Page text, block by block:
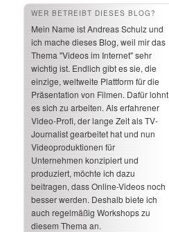
WER BETREIBT DIESES BLOG?
Mein Name ist Andreas Schulz und
ich mache dieses Blog, weil mir das
Thema "Videos im Internet" sehr
wichtig ist. Endlich gibt es sie, die
einzige, weltweite Plattform für die
Präsentation von Filmen. Dafür lohnt
es sich zu arbeiten. Als erfahrener
Video-Profi, der lange Zeit als TV-
Journalist gearbeitet hat und nun
Videoproduktionen für
Unternehmen konzipiert und
produziert, möchte ich dazu
beitragen, dass Online-Videos noch
besser werden. Deshalb biete ich
auch regelmäßig Workshops zu
diesem Thema an.